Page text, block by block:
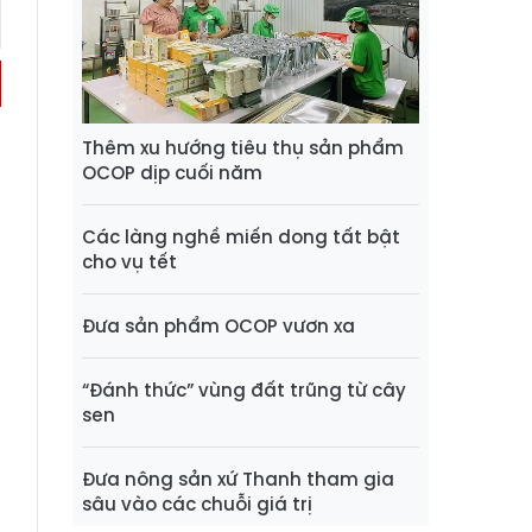
Thêm xu hướng tiêu thụ sản phẩm
OCOP dịp cuối năm
Các làng nghề miến dong tất bật
cho vụ tết
Đưa sản phẩm OCOP vươn xa
“Đánh thức” vùng đất trũng từ cây
sen
Đưa nông sản xứ Thanh tham gia
sâu vào các chuỗi giá trị